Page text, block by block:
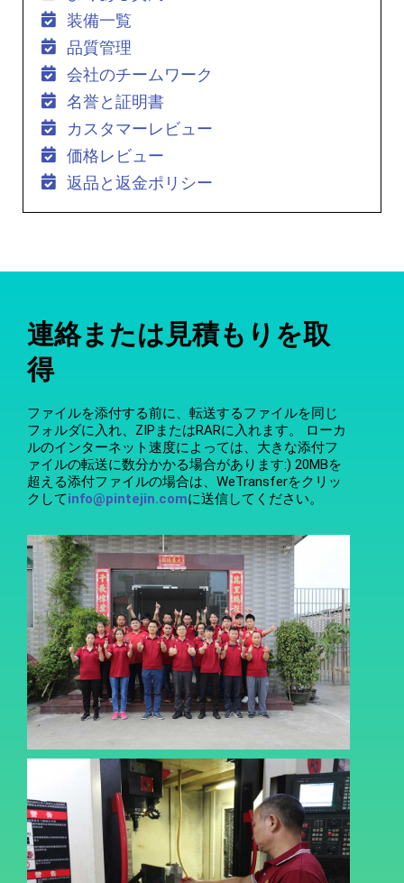
装備一覧
品質管理
会社のチームワーク
名誉と証明書
カスタマーレビュー
価格レビュー
返品と返金ポリシー
連絡または見積もりを取
得
ファイルを添付する前に、転送するファイルを同じ
フォルダに入れ、ZIPまたはRARに入れます。 ローカ
ルのインターネット速度によっては、大きな添付フ
ァイルの転送に数分かかる場合があります:) 20MBを
超える添付ファイルの場合は、WeTransferをクリッ
クしてinfo@pintejin.comに送信してください。